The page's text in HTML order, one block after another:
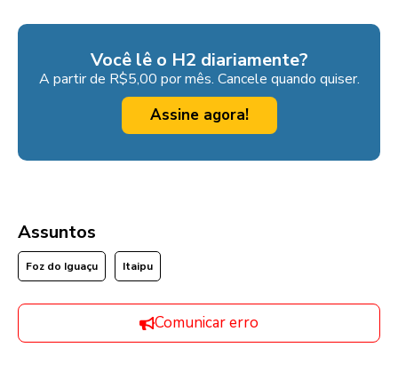
Você lê o H2 diariamente?
A partir de R$5,00 por mês. Cancele quando quiser.
Assine agora!
Assuntos
Foz do Iguaçu Itaipu
Comunicar erro